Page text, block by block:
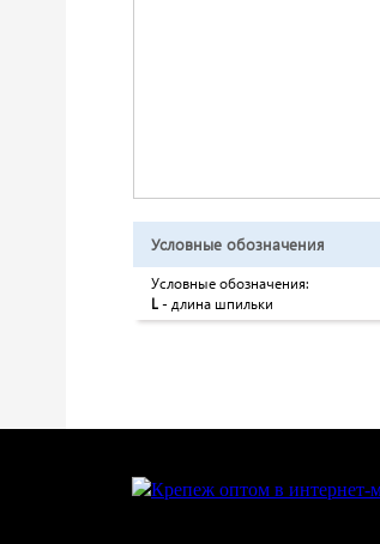
Условные обозначения
Условные обозначения:
L- длина шпильки